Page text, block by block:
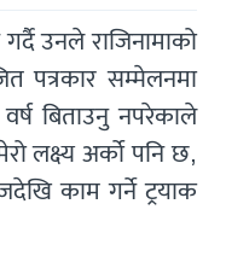
उनले राजिनामाको
पत्रकार सम्मेलनमा
बिताउनु नपरेकाले
लक्ष्य अर्को पनि छ,
काम गर्ने ट्रयाक